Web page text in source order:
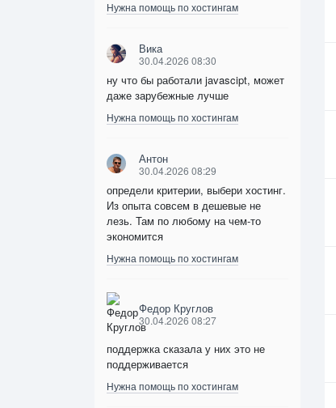
Нужна помощь по хостингам
Вика
30.04.2026 08:30
ну что бы работали javascipt, может
даже зарубежные лучше
Нужна помощь по хостингам
Антон
30.04.2026 08:29
определи критерии, выбери хостинг.
Из опыта совсем в дешевые не
лезь. Там по любому на чем-то
экономится
Нужна помощь по хостингам
Федор Круглов
30.04.2026 08:27
поддержка сказала у них это не
поддерживается
Нужна помощь по хостингам